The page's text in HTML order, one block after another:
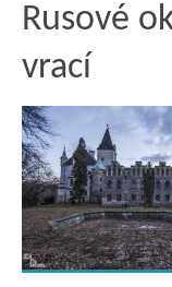
Rusové
vrací